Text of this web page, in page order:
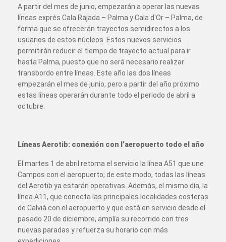
A partir del mes de junio, empezarán a operar las nuevas
líneas exprés Cala Rajada – Palma y Cala d'Or – Palma, de
forma que se ofrecerán trayectos semidirectos a los
usuarios de estos núcleos. Estos nuevos servicios
permitirán reducir el tiempo de trayecto actual para ir
hasta Palma, puesto que no será necesario realizar
transbordo entre líneas. Este año las dos líneas
empezarán el mes de junio, pero a partir del año próximo
estas líneas operarán durante todo el periodo de abril a
octubre.
Líneas Aerotib: conexión con l’aeropuerto todo el año
El martes 1 de abril retoma el servicio la línea A51 que une
Campos con el aeropuerto; de este modo, todas las líneas
del Aerotib ya estarán operativas. Además, el mismo día, la
línea A11, que conecta las principales localidades costeras
de Calvià con el aeropuerto y que está en servicio desde el
pasado 20 de diciembre, amplía su recorrido con tres
nuevas paradas y refuerza su horario con más